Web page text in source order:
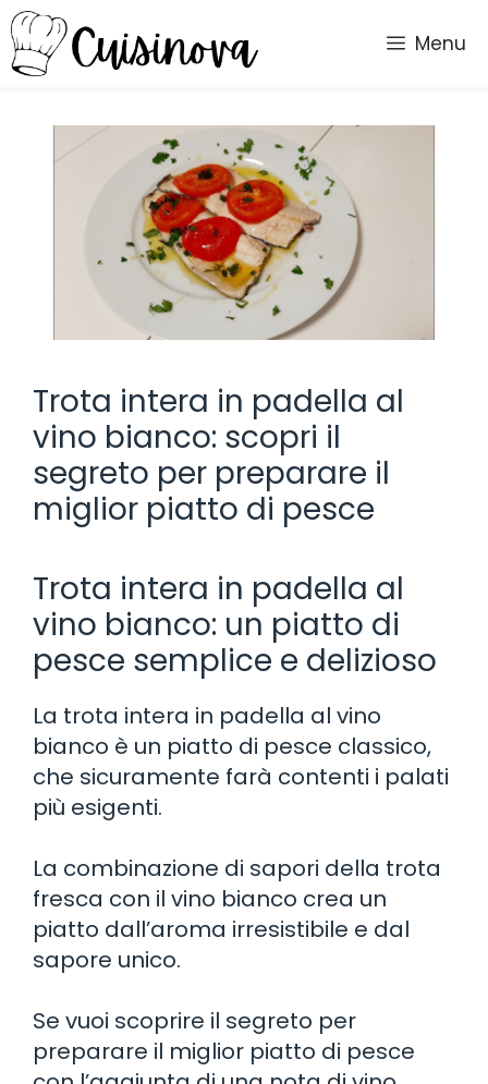
Vai
al
contenuto
Menu
Trota intera in padella al
vino bianco: scopri il
segreto per preparare il
miglior piatto di pesce
Trota intera in padella al
vino bianco: un piatto di
pesce semplice e delizioso
La trota intera in padella al vino
bianco è un piatto di pesce classico,
che sicuramente farà contenti i palati
più esigenti.
La combinazione di sapori della trota
fresca con il vino bianco crea un
piatto dall’aroma irresistibile e dal
sapore unico.
Se vuoi scoprire il segreto per
preparare il miglior piatto di pesce